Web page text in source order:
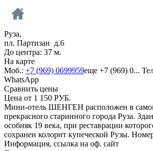
Руза,
пл. Партизан д.6
До центра: 37 м.
На карте
Моб.: +7 (969) 0699959еще +7 (969) 0...
WhatsApp
Сравнить цены
Цена от 1 150 РУБ.
Мини-отель ШЕНГЕН расположен в
прекрасного старинного города Руза.
особняк 19 века, при реставрации
сохранен колорит купеческой Рузы.
Информация, ссылка на оф. сайт